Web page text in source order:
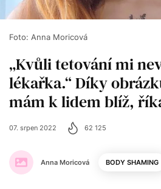
Foto: Anna Moricová
„Kvůli tetování mi
lékařka.“ Díky
mám k lidem blíž,
Anna Moricová
07. srpen 2022 62 125
BODY SHAMING